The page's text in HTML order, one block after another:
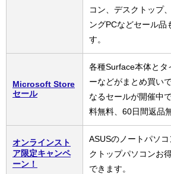
コン、デスクトップ
ングPCなどセール品
す。
Microsoft Store
セール
各種Surface本体とタ
ーなどがまとめ買い
なるセールが開催中
料無料、60日間返品
オンラインスト
ア限定キャンペ
ーン！
ASUSのノートパソコ
クトップパソコンお
できます。